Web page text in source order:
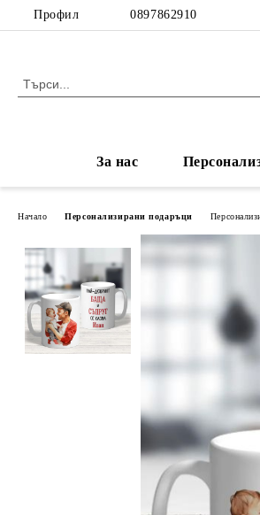
Профил 0897862910
За нас
Начало Персонализирани подаръци